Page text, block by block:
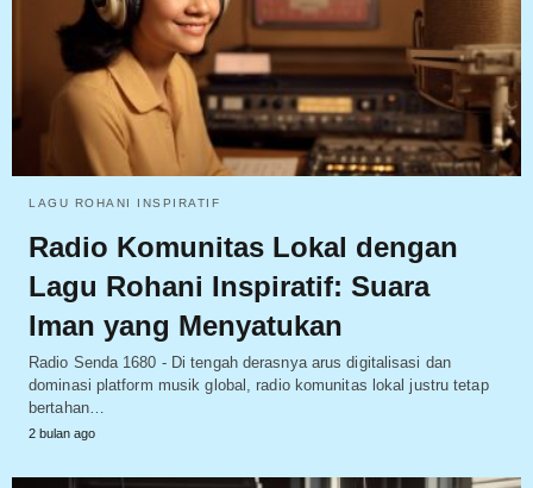
LAGU ROHANI INSPIRATIF
Radio Komunitas Lokal dengan
Lagu Rohani Inspiratif: Suara
Iman yang Menyatukan
Radio Senda 1680 - Di tengah derasnya arus digitalisasi dan
dominasi platform musik global, radio komunitas lokal justru tetap
bertahan…
2 bulan ago